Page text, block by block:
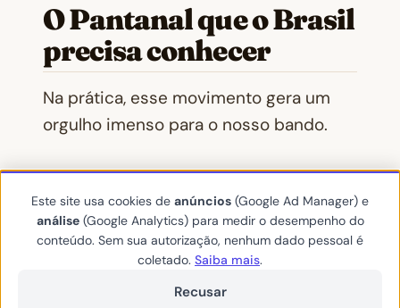
O Pantanal que o Brasil
precisa conhecer
Na prática, esse movimento gera um
orgulho imenso para o nosso bando.
Além disso, mostrar o documentário e
as rotas de afroturismo no Masp e, logo
em seguida, no Inspira Ecoturismo em
Bonito, prova que o mercado de
viagens está mudando.
Este site usa cookies de anúncios (Google Ad Manager) e
análise(Google Analytics) para medir o desempenho do
conteúdo. Sem sua autorização, nenhum dado pessoal é
coletado. Saiba mais.
Recusar